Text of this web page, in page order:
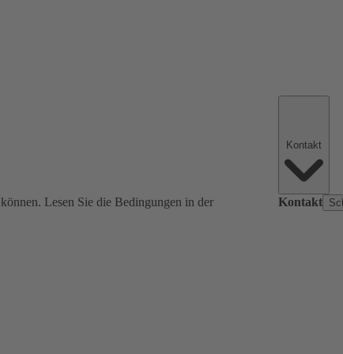
Lesen Sie die Bedingungen in der
Kontakt